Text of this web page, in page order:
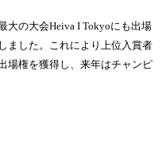
大の大会Heiva I Tokyoにも出場
ました。これにより上位入賞者
場権を獲得し、来年はチャンピ